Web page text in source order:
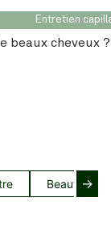
Entretien
beaux cheveux ?
Beauté→